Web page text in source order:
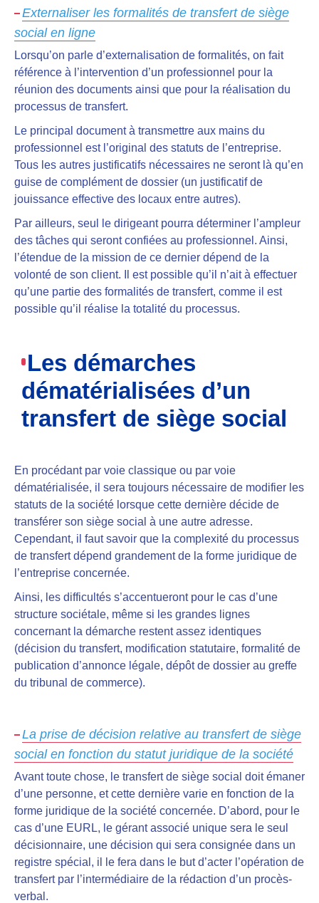
Externaliser les formalités de transfert de siège
social en ligne
Lorsqu’on parle d’externalisation de formalités, on fait
référence à l’intervention d’un professionnel pour la
réunion des documents ainsi que pour la réalisation du
processus de transfert.
Le principal document à transmettre aux mains du
professionnel est l’original des statuts de l’entreprise.
Tous les autres justificatifs nécessaires ne seront là qu’en
guise de complément de dossier (un justificatif de
jouissance effective des locaux entre autres).
Par ailleurs, seul le dirigeant pourra déterminer l’ampleur
des tâches qui seront confiées au professionnel. Ainsi,
l’étendue de la mission de ce dernier dépend de la
volonté de son client. Il est possible qu’il n’ait à effectuer
qu’une partie des formalités de transfert, comme il est
possible qu’il réalise la totalité du processus.
Les démarches
dématérialisées d’un
transfert de siège social
En procédant par voie classique ou par voie
dématérialisée, il sera toujours nécessaire de modifier les
statuts de la société lorsque cette dernière décide de
transférer son siège social à une autre adresse.
Cependant, il faut savoir que la complexité du processus
de transfert dépend grandement de la forme juridique de
l’entreprise concernée.
Ainsi, les difficultés s’accentueront pour le cas d’une
structure sociétale, même si les grandes lignes
concernant la démarche restent assez identiques
(décision du transfert, modification statutaire, formalité de
publication d’annonce légale, dépôt de dossier au greffe
du tribunal de commerce).
La prise de décision relative au transfert de siège
social en fonction du statut juridique de la société
Avant toute chose, le transfert de siège social doit émaner
d’une personne, et cette dernière varie en fonction de la
forme juridique de la société concernée. D’abord, pour le
cas d’une EURL, le gérant associé unique sera le seul
décisionnaire, une décision qui sera consignée dans un
registre spécial, il le fera dans le but d’acter l’opération de
transfert par l’intermédiaire de la rédaction d’un procès-
verbal.